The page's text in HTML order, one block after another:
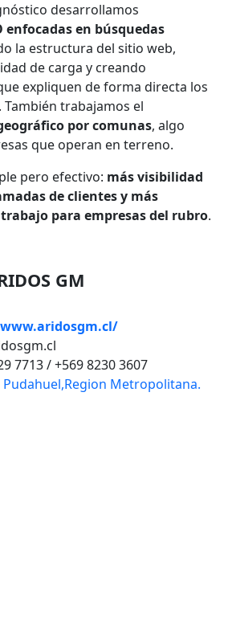
desarrollamos
enfocadas en búsquedas
la estructura del sitio web,
de carga y creando
expliquen de forma directa los
trabajamos el
por comunas, algo
que operan en terreno.
pero efectivo: más visibilidad
de clientes y más
para empresas del rubro.
GM
7713 / +569 8230 3607
Pudahuel,Region Metropolitana.